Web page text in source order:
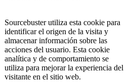
Sourcebuster utiliza esta cookie para
identificar el origen de la visita y
almacenar información sobre las
acciones del usuario. Esta cookie
analítica y de comportamiento se
utiliza para mejorar la experiencia del
visitante en el sitio web.